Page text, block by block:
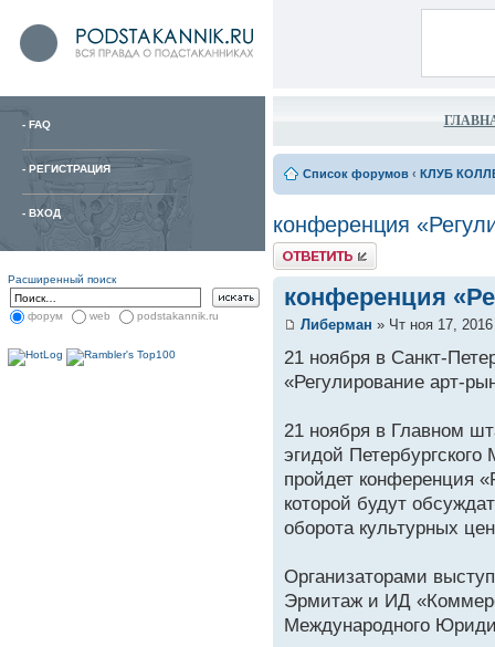
- FAQ
- РЕГИСТРАЦИЯ
- ВХОД
Расширенный поиск
форум web podstakannik.ru
Список форумов ‹ КЛУБ
конференция
конференция
Либерман » Чт ноя 17,
21 ноября в Санкт-
«Регулирование арт-
21 ноября в Главном
эгидой
пройдет конференция
которой будут
оборота культурных
Организаторами
Эрмитаж и ИД
Международного